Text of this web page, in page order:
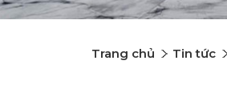
Trang chủ Tin tức